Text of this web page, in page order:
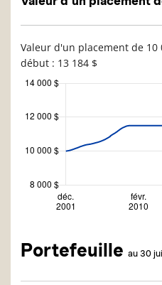
Valeur d'un placement de
début : 13 184 $
Portefeuille au 30